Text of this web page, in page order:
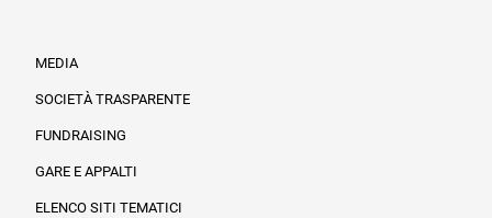
MEDIA
SOCIETÀ TRASPARENTE
FUNDRAISING
GARE E APPALTI
ELENCO SITI TEMATICI